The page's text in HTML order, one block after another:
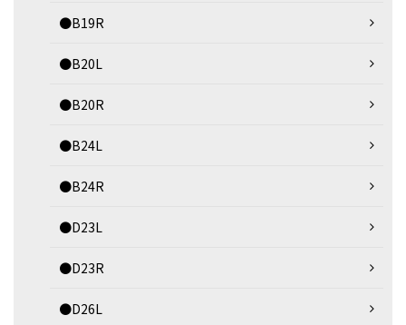
●B19R
●B20L
●B20R
●B24L
●B24R
●D23L
●D23R
●D26L